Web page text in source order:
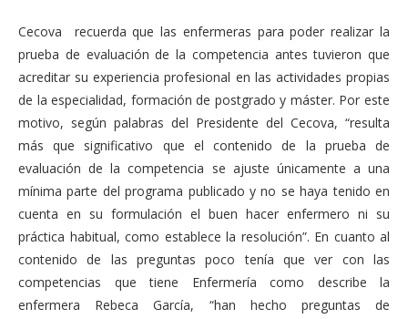
Cecova recuerda que las enfermeras para poder realizar la
prueba de evaluación de la competencia antes tuvieron que
acreditar su experiencia profesional en las actividades propias
de la especialidad, formación de postgrado y máster. Por este
motivo, según palabras del Presidente del Cecova, “resulta
más que significativo que el contenido de la prueba de
evaluación de la competencia se ajuste únicamente a una
mínima parte del programa publicado y no se haya tenido en
cuenta en su formulación el buen hacer enfermero ni su
práctica habitual, como establece la resolución”. En cuanto al
contenido de las preguntas poco tenía que ver con las
competencias que tiene Enfermería como describe la
enfermera Rebeca García, “han hecho preguntas de